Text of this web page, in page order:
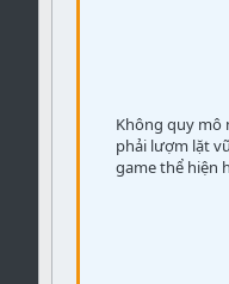
Không quy mô
phải lượm lặt
game thể hiện